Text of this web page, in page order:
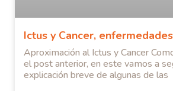
Ictus y Cancer,
Aproximación al Ictus y Cancer
el post anterior, en este vamos a
explicación breve de algunas de las